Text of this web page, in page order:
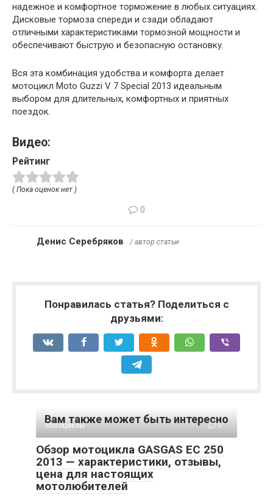
надежное и комфортное торможение в любых ситуациях.
Дисковые тормоза спереди и сзади обладают
отличными характеристиками тормозной мощности и
обеспечивают быструю и безопасную остановку.
Вся эта комбинация удобства и комфорта делает
мотоцикл Moto Guzzi V 7 Special 2013 идеальным
выбором для длительных, комфортных и приятных
поездок.
Видео:
Рейтинг
( Пока оценок нет )
0
Денис Серебряков / автор статьи
Понравилась статья? Поделиться с
друзьями:
Вам также может быть интересно
Мотоциклы 0
Обзор мотоцикла GASGAS EC 250
2013 — характеристики, отзывы,
цена для настоящих
мотолюбителей